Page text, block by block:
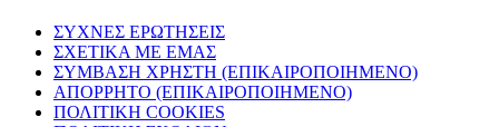
ΣΥΧΝΕΣ ΕΡΩΤΗΣΕΙΣ
ΣΧΕΤΙΚΑ ΜΕ ΕΜΑΣ
ΣΥΜΒΑΣΗ ΧΡΗΣΤΗ (ΕΠΙΚΑΙΡΟΠΟΙΗΜΕΝΟ)
ΑΠΟΡΡΗΤΟ (ΕΠΙΚΑΙΡΟΠΟΙΗΜΕΝΟ)
ΠΟΛΙΤΙΚΗ COOKIES